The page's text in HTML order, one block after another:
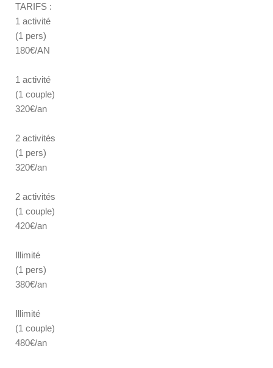
TARIFS :
1 activité
(1 pers)
180€/AN
1 activité
(1 couple)
320€/an
2 activités
(1 pers)
320€/an
2 activités
(1 couple)
420€/an
Illimité
(1 pers)
380€/an
Illimité
(1 couple)
480€/an